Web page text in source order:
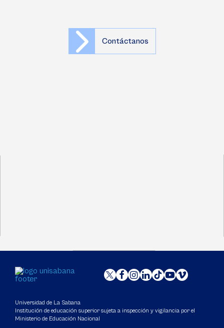
Contáctanos
Universidad de La Sabana
Institución de educación superior sujeta a inspección y vigilancia por el
Ministerio de Educación Nacional